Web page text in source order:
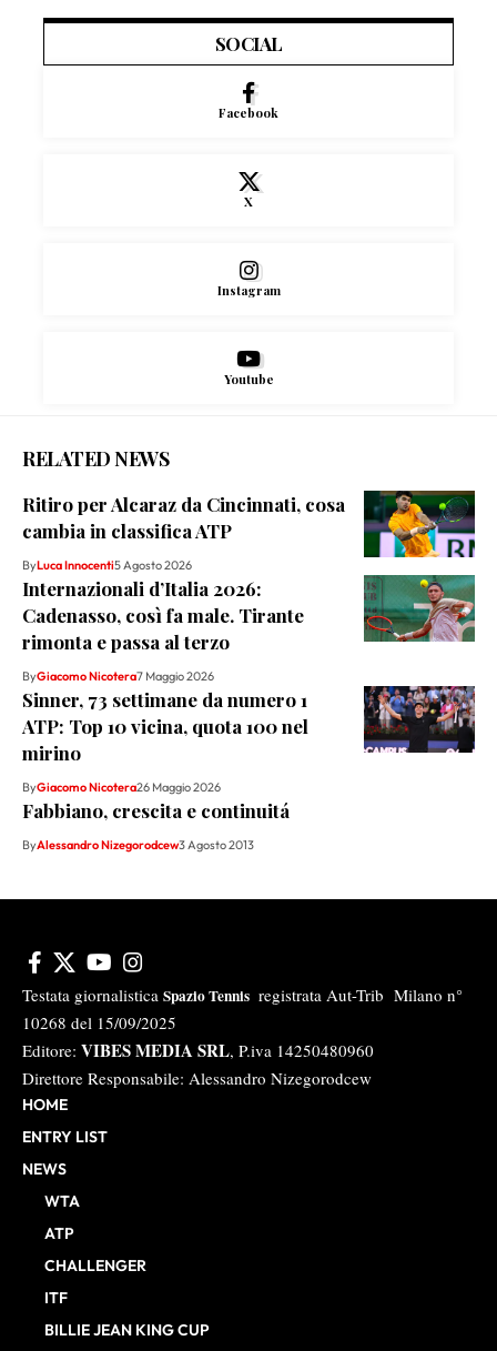
SOCIAL
Facebook
X
Instagram
Youtube
RELATED NEWS
Ritiro per Alcaraz da Cincinnati, cosa
cambia in classifica ATP
ByLuca Innocenti5 Agosto 2026
Internazionali d’Italia 2026:
Cadenasso, così fa male. Tirante
rimonta e passa al terzo
ByGiacomo Nicotera7 Maggio 2026
Sinner, 73 settimane da numero 1
ATP: Top 10 vicina, quota 100 nel
mirino
ByGiacomo Nicotera26 Maggio 2026
Fabbiano, crescita e continuitá
ByAlessandro Nizegorodcew3 Agosto 2013
Testata giornalistica Spazio Tennis registrata Aut-Trib Milano n°
10268 del 15/09/2025
Editore: VIBES MEDIA SRL, P.iva 14250480960
Direttore Responsabile: Alessandro Nizegorodcew
HOME
ENTRY LIST
NEWS
WTA
ATP
CHALLENGER
ITF
BILLIE JEAN KING CUP